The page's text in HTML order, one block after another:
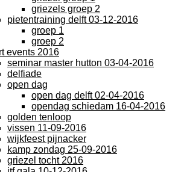
griezels groep 2
pietentraining delft 03-12-2016
groep 1
groep 2
events 2016
seminar master hutton 03-04-2016
delfiade
open dag
open dag delft 02-04-2016
opendag schiedam 16-04-2016
golden tenloop
vissen 11-09-2016
wijkfeest pijnacker
kamp zondag 25-09-2016
griezel tocht 2016